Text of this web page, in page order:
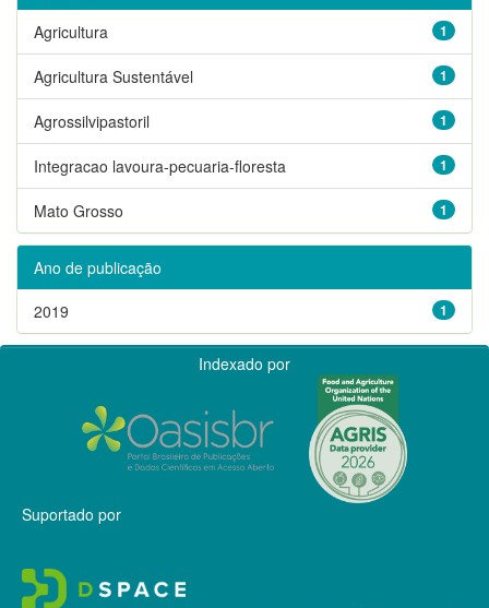
1
Agricultura
1
Agricultura Sustentável
1
Agrossilvipastoril
1
Integracao lavoura-pecuaria-floresta
1
Mato Grosso
Ano de publicação
1
2019
Indexado por
Suportado por